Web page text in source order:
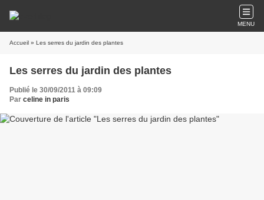
MENU
Accueil » Les serres du jardin des plantes
Les serres du jardin des plantes
Publié le 30/09/2011 à 09:09
Par celine in paris